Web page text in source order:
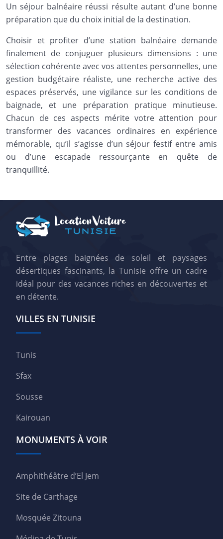
Un séjour balnéaire réussi résulte autant d’une bonne
préparation que du choix initial de la destination.
Choisir et profiter d’une station balnéaire demande
finalement de conjuguer plusieurs dimensions : une
sélection cohérente avec vos attentes personnelles, une
gestion budgétaire réaliste, une recherche active des
espaces préservés, une vigilance sur les conditions de
baignade, et une préparation pratique minutieuse.
Chacun de ces aspects mérite votre attention pour
transformer des vacances ordinaires en expérience
mémorable, qu’il s’agisse d’un séjour festif entre amis
ou d’une escapade ressourçante en quête de
tranquillité.
Entre plages baignées de soleil et paysages
désertiques fascinants, la Tunisie offre un cadre
idéal pour des vacances riches en découvertes et
en détente.
VILLES EN TUNISIE
Tunis
Sfax
Sousse
Kairouan
MONUMENTS À VOIR
Amphithéâtre d’El Jem
Site de Carthage
Mosquée Zitouna